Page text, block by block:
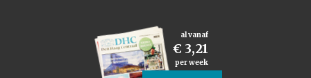
al vanaf
€ 3,21
per week